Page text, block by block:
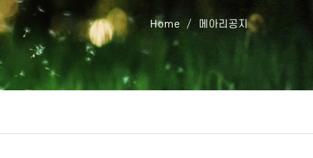
Home 메아리공지